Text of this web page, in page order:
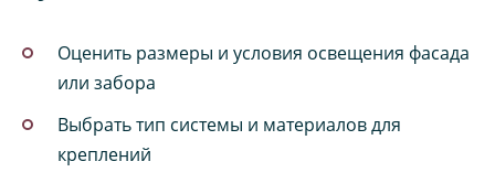
Оценить размеры и условия освещения фасада
или забора
Выбрать тип системы и материалов для
креплений